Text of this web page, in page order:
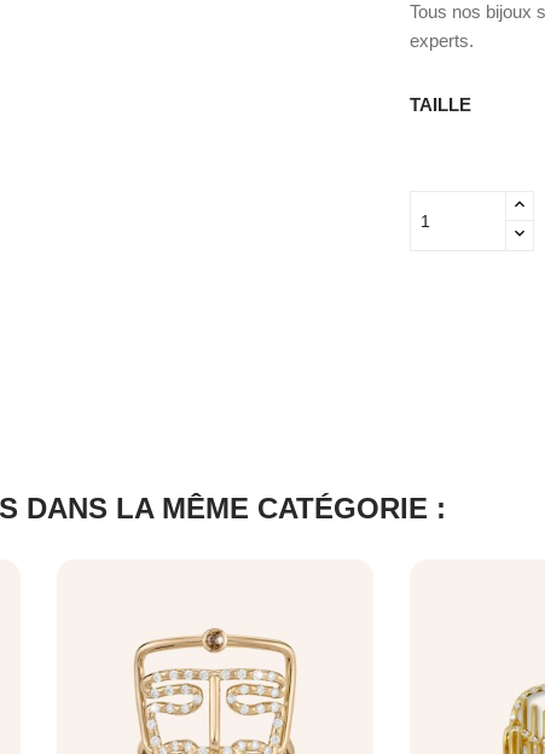
Tous nos bijoux
experts.
TAILLE
DANS LA MÊME CATÉGORIE :